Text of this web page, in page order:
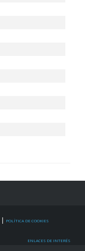
| POLÍTICA DE COOKIES
ENLACES DE INTERÉS